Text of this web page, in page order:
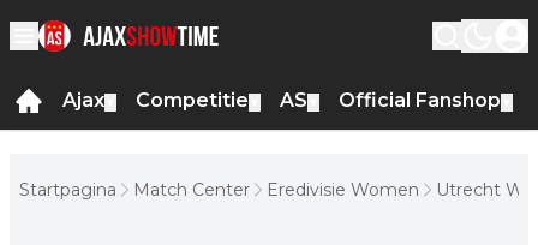
Ajax Competitie AS Official Fanshop
Startpagina Match Center Eredivisie Women
Utrecht W -